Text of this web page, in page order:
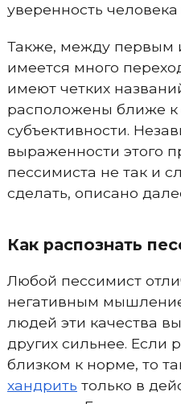
уверенность
Также, между первым
имеется много
имеют четких
расположены ближе к
субъективности.
выраженности этого
пессимиста не так и
сделать, описано
Как распознать
Любой пессимист
негативным
людей эти качества
других сильнее. Если
близком к норме, то
хандрить только в